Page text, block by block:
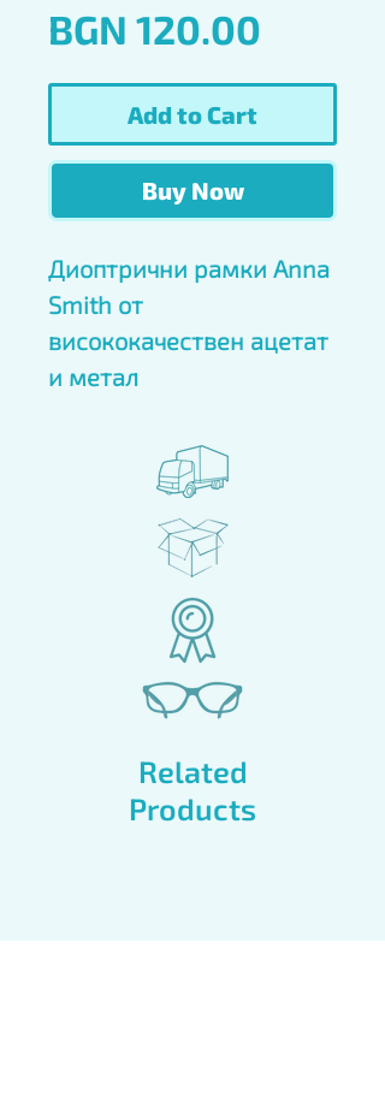
BGN 120.00
Add to Cart
Buy Now
Диоптрични рамки Anna
Smith от
висококачествен ацетат
и метал
Related
Products